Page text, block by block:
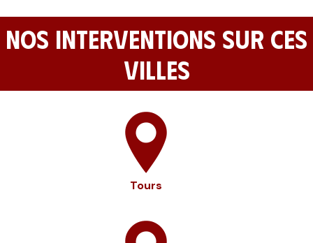
NOS INTERVENTIONS SUR CES
VILLES
Tours